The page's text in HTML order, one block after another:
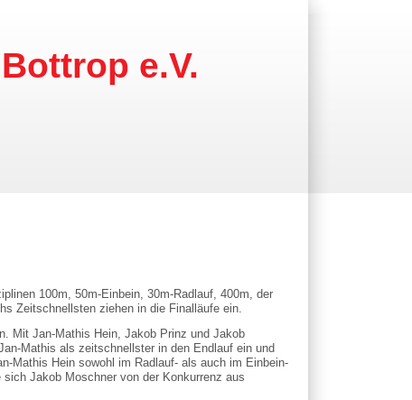
e.V.
100m, 50m-Einbein, 30m-Radlauf, 400m, der
Zeitschnellsten ziehen in die Finalläufe ein.
Mit Jan-Mathis Hein, Jakob Prinz und Jakob
Mathis als zeitschnellster in den Endlauf ein und
Mathis Hein sowohl im Radlauf- als auch im Einbein-
Jakob Moschner von der Konkurrenz aus